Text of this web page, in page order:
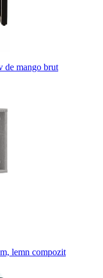
de mango brut
lemn compozit